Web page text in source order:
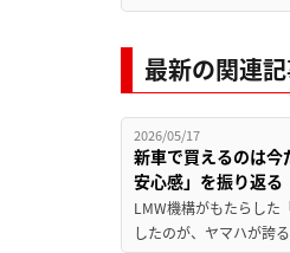
最新の関連
2026/05/17
新車で買えるのは今
安心感」を振り返る
LMW機構がもたらした
したのが、ヤマハが誇